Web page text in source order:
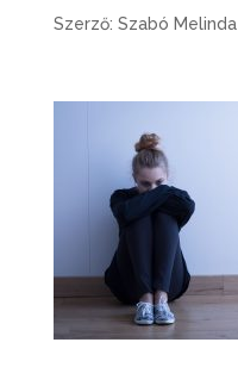
Szerző: Szabó Melinda